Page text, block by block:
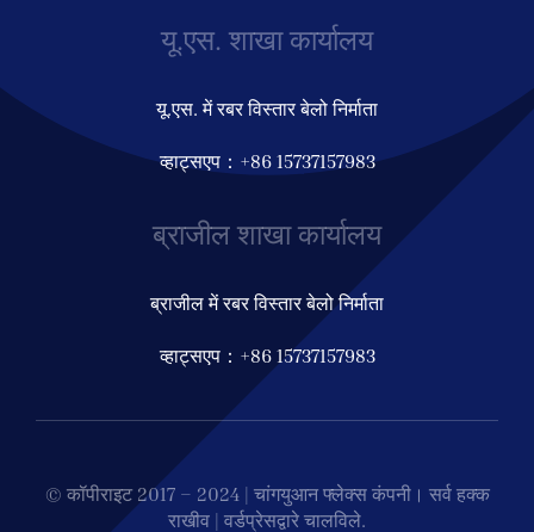
यू.एस. शाखा कार्यालय
यू.एस. में रबर विस्तार बेलो निर्माता
व्हाट्सएप：+86 15737157983
ब्राजील शाखा कार्यालय
ब्राजील में रबर विस्तार बेलो निर्माता
व्हाट्सएप：+86 15737157983
© कॉपीराइट 2017 – 2024 | चांगयुआन फ्लेक्स कंपनी। सर्व हक्क
राखीव | वर्डप्रेसद्वारे चालविले.